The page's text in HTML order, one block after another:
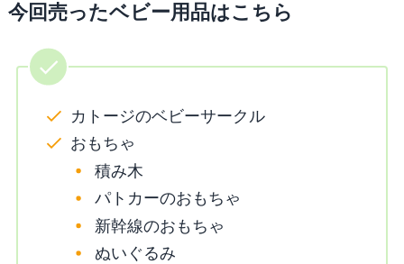
今回売ったベビー用品はこちら
カトージのベビーサークル
おもちゃ
積み木
パトカーのおもちゃ
新幹線のおもちゃ
ぬいぐるみ